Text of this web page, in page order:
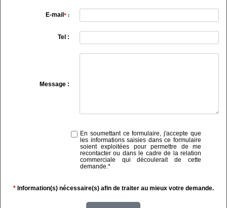
E-mail *:
Tel :
Message :
En soumettant ce formulaire, j'accepte que
les informations saisies dans ce formulaire
soient exploitées pour permettre de me
recontacter ou dans le cadre de la relation
commerciale qui découlerait de cette
demande.*
* Information(s) nécessaire(s) afin de traiter au mieux votre demande.